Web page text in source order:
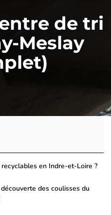
de tri
Meslay
en Indre-et-Loire ?
des coulisses du